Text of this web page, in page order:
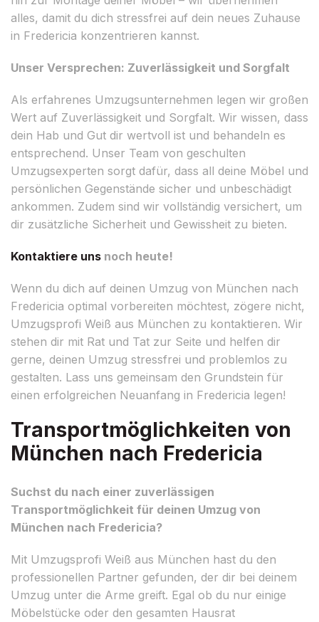
alles, damit du dich stressfrei auf dein neues Zuhause
in Fredericia konzentrieren kannst.
Unser Versprechen: Zuverlässigkeit und Sorgfalt
Als erfahrenes Umzugsunternehmen legen wir großen
Wert auf Zuverlässigkeit und Sorgfalt. Wir wissen, dass
dein Hab und Gut dir wertvoll ist und behandeln es
entsprechend. Unser Team von geschulten
Umzugsexperten sorgt dafür, dass all deine Möbel und
persönlichen Gegenstände sicher und unbeschädigt
ankommen. Zudem sind wir vollständig versichert, um
dir zusätzliche Sicherheit und Gewissheit zu bieten.
Kontaktiere uns noch heute!
Wenn du dich auf deinen Umzug von München nach
Fredericia optimal vorbereiten möchtest, zögere nicht,
Umzugsprofi Weiß aus München zu kontaktieren. Wir
stehen dir mit Rat und Tat zur Seite und helfen dir
gerne, deinen Umzug stressfrei und problemlos zu
gestalten. Lass uns gemeinsam den Grundstein für
einen erfolgreichen Neuanfang in Fredericia legen!
Transportmöglichkeiten von
München nach Fredericia
Suchst du nach einer zuverlässigen
Transportmöglichkeit für deinen Umzug von
München nach Fredericia?
Mit Umzugsprofi Weiß aus München hast du den
professionellen Partner gefunden, der dir bei deinem
Umzug unter die Arme greift. Egal ob du nur einige
Möbelstücke oder den gesamten Hausrat